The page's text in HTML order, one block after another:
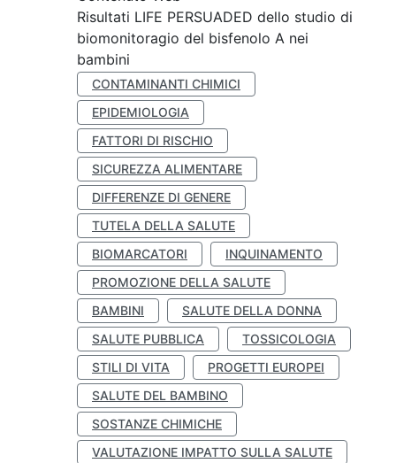
Risultati LIFE PERSUADED dello studio di
biomonitoragio del bisfenolo A nei
bambini
CONTAMINANTI CHIMICI
EPIDEMIOLOGIA
FATTORI DI RISCHIO
SICUREZZA ALIMENTARE
DIFFERENZE DI GENERE
TUTELA DELLA SALUTE
BIOMARCATORI
INQUINAMENTO
PROMOZIONE DELLA SALUTE
BAMBINI
SALUTE DELLA DONNA
SALUTE PUBBLICA
TOSSICOLOGIA
STILI DI VITA
PROGETTI EUROPEI
SALUTE DEL BAMBINO
SOSTANZE CHIMICHE
VALUTAZIONE IMPATTO SULLA SALUTE